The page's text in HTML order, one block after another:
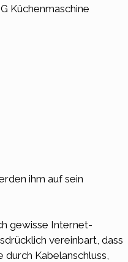
Küchenmaschine
ihm auf sein
gewisse Internet-
vereinbart, dass
Kabelanschluss,